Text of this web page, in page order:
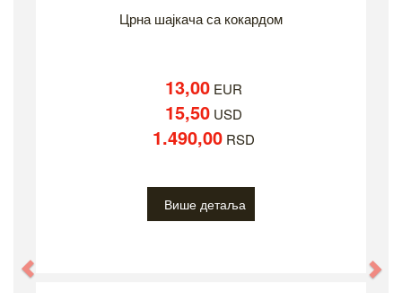
Црна шајкача са кокардом
13,00EUR
15,50USD
1.490,00RSD
Више детаља